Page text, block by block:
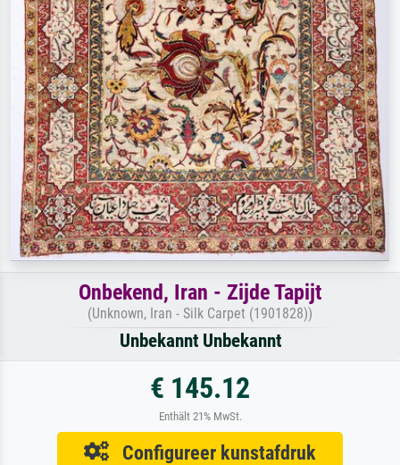
Onbekend, Iran - Zijde Tapijt
(Unknown, Iran - Silk Carpet (1901828))
Unbekannt Unbekannt
€ 145.12
Enthält 21% MwSt.
Configureer kunstafdruk